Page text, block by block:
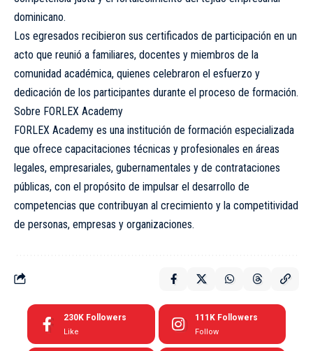
dominicano.
Los egresados recibieron sus certificados de participación en un
acto que reunió a familiares, docentes y miembros de la
comunidad académica, quienes celebraron el esfuerzo y
dedicación de los participantes durante el proceso de formación.
Sobre FORLEX Academy
FORLEX Academy es una institución de formación especializada
que ofrece capacitaciones técnicas y profesionales en áreas
legales, empresariales, gubernamentales y de contrataciones
públicas, con el propósito de impulsar el desarrollo de
competencias que contribuyan al crecimiento y la competitividad
de personas, empresas y organizaciones.
230K Followers
Like
111K Followers
Follow